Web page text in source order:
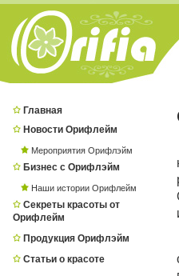
Главная
Новости Орифлейм
Мероприятия Орифлэйм
Бизнес с Орифлэйм
Наши истории Орифлейм
Секреты красоты от
Орифлейм
Продукция Орифлэйм
Статьи о красоте